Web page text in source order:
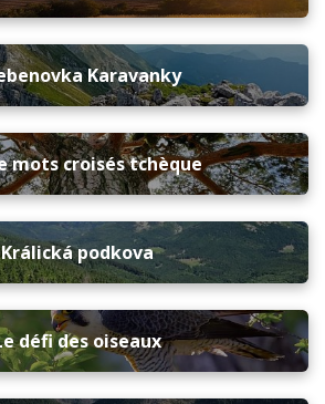
Karavanky
mots croisés tchèque
Králická podkova
défi des oiseaux